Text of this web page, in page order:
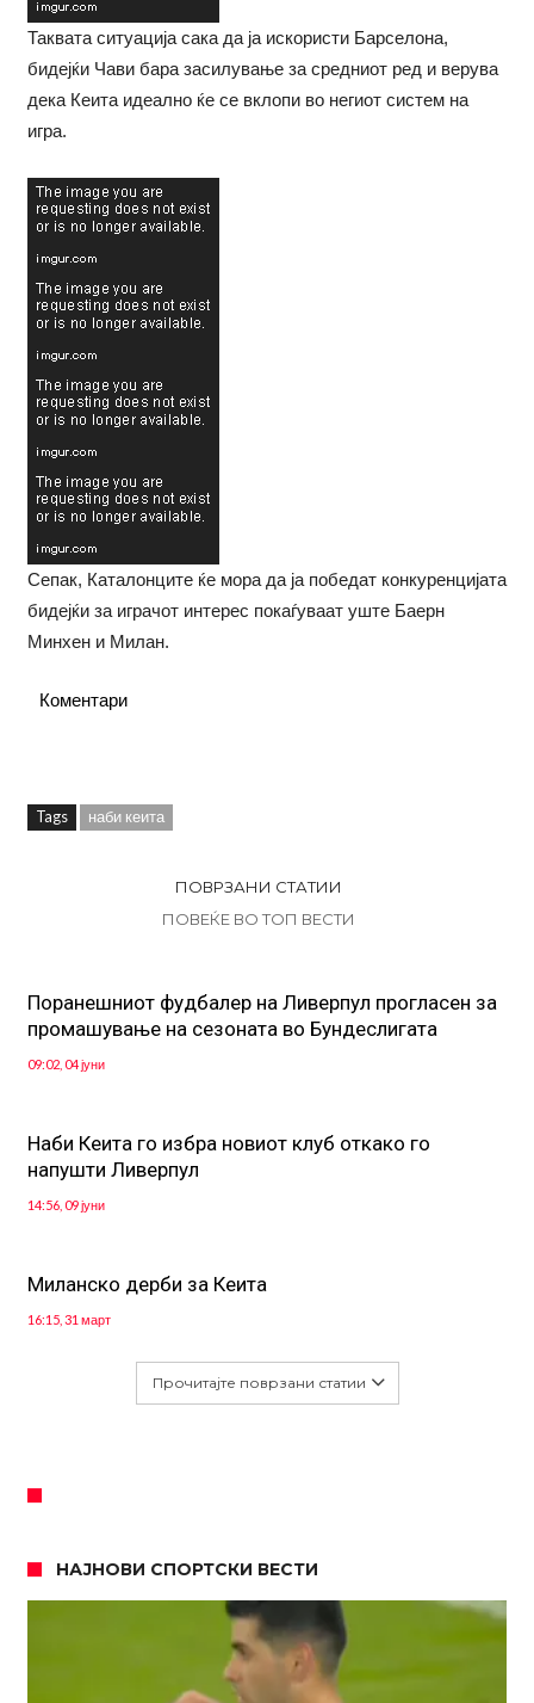
Таквата ситуација сака да ја искористи Барселона,
бидејќи Чави бара засилување за средниот ред и верува
дека Кеита идеално ќе се вклопи во негиот систем на
игра.
Сепак, Каталонците ќе мора да ја победат конкуренцијата
бидејќи за играчот интерес покаѓуваат уште Баерн
Минхен и Милан.
Коментари
Tags наби кеита
ПОВРЗАНИ СТАТИИ
ПОВЕЌЕ ВО ТОП ВЕСТИ
Поранешниот фудбалер на Ливерпул прогласен за
промашување на сезоната во Бундеслигата
09:02, 04 јуни
Наби Кеита го избра новиот клуб откако го
напушти Ливерпул
14:56, 09 јуни
Миланско дерби за Кеита
16:15, 31 март
Прочитајте поврзани статии
НАЈНОВИ СПОРТСКИ ВЕСТИ